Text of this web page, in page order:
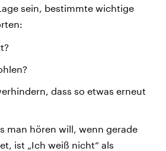
sein, bestimmte wichtige
dass so etwas erneut
man hören will, wenn gerade
ist „Ich weiß nicht“ als